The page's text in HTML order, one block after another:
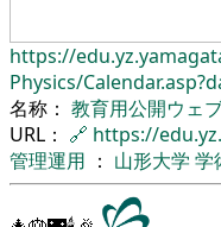
https://
Physics/
名称： 教育用公開ウェ
URL： 🔗 https://
管理運用 ： 山形大学 学